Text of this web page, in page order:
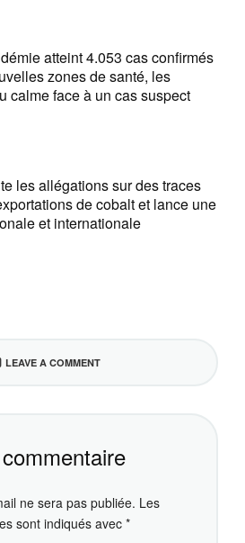
atteint 4.053 cas confirmés
zones de santé, les
calme face à un cas suspect
les allégations sur des traces
de cobalt et lance une
et internationale
LEAVE A COMMENT
ne sera pas publiée. Les
sont indiqués avec*